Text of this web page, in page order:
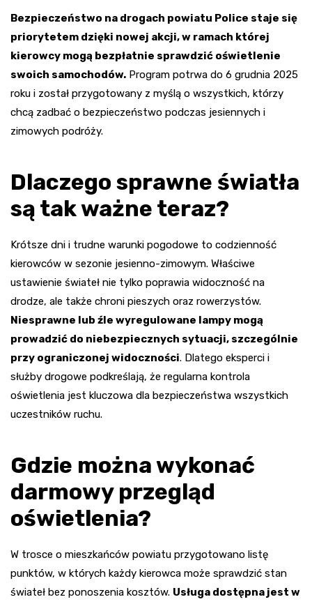
Bezpieczeństwo na drogach powiatu Police staje się
priorytetem dzięki nowej akcji, w ramach której
kierowcy mogą bezpłatnie sprawdzić oświetlenie
swoich samochodów. Program potrwa do 6 grudnia 2025
roku i został przygotowany z myślą o wszystkich, którzy
chcą zadbać o bezpieczeństwo podczas jesiennych i
zimowych podróży.
Dlaczego sprawne światła
są tak ważne teraz?
Krótsze dni i trudne warunki pogodowe to codzienność
kierowców w sezonie jesienno-zimowym. Właściwe
ustawienie świateł nie tylko poprawia widoczność na
drodze, ale także chroni pieszych oraz rowerzystów.
Niesprawne lub źle wyregulowane lampy mogą
prowadzić do niebezpiecznych sytuacji, szczególnie
przy ograniczonej widoczności. Dlatego eksperci i
służby drogowe podkreślają, że regularna kontrola
oświetlenia jest kluczowa dla bezpieczeństwa wszystkich
uczestników ruchu.
Gdzie można wykonać
darmowy przegląd
oświetlenia?
W trosce o mieszkańców powiatu przygotowano listę
punktów, w których każdy kierowca może sprawdzić stan
świateł bez ponoszenia kosztów. Usługa dostępna jest w